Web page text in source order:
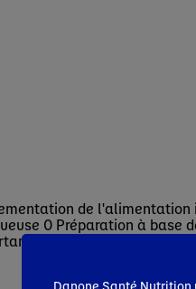
de
0 Préparation à base
d'avoir une
Danone Santé Nutrition